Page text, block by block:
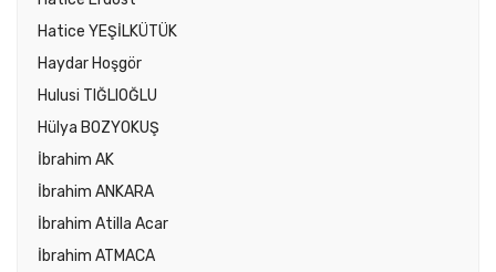
Hatice YEŞİLKÜTÜK
Haydar Hoşgör
Hulusi TIĞLIOĞLU
Hülya BOZYOKUŞ
İbrahim AK
İbrahim ANKARA
İbrahim Atilla Acar
İbrahim ATMACA